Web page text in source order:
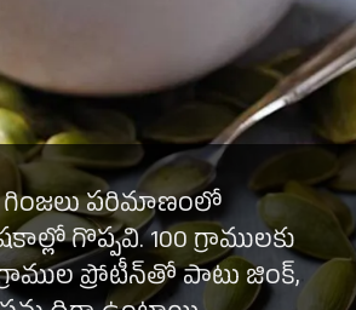
పరిమాణంలో
గొప్పవి. 100 గ్రాములకు
ప్రోటీన్‌తో పాటు జింక్,